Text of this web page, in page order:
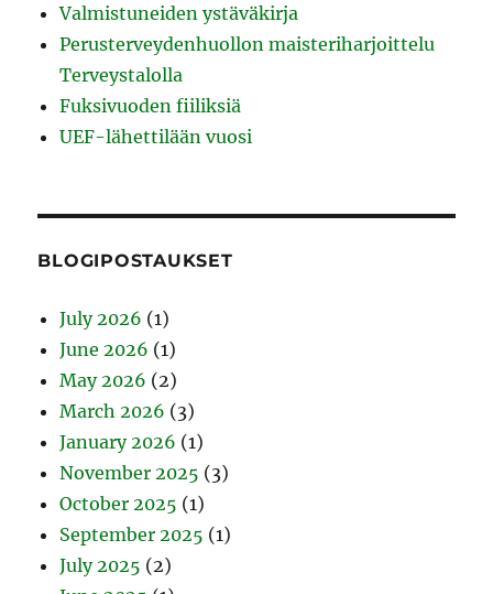
Valmistuneiden ystäväkirja
Perusterveydenhuollon maisteriharjoittelu
Terveystalolla
Fuksivuoden fiiliksiä
UEF-lähettilään vuosi
BLOGIPOSTAUKSET
July 2026 (1)
June 2026 (1)
May 2026 (2)
March 2026 (3)
January 2026 (1)
November 2025 (3)
October 2025 (1)
September 2025 (1)
July 2025 (2)